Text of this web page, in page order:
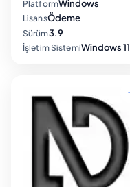
PlatformWindows
LisansÖdeme
Sürüm3.9
İşletim SistemiWindows 11